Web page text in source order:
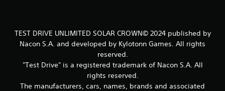
TEST DRIVE UNLIMITED SOLAR CROWN© 2024 published by
Nacon S.A. and developed by Kylotonn Games. All rights
reserved.
"Test Drive" is a registered trademark of Nacon S.A. All
rights reserved.
The manufacturers, cars, names, brands and associated